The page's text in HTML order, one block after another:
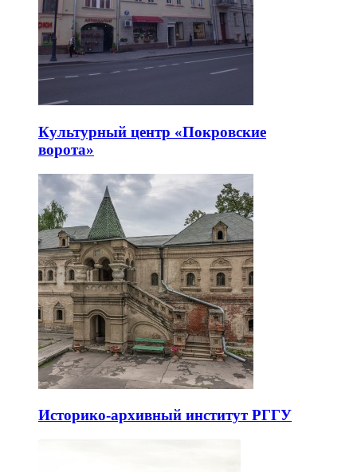
Культурный центр «Покровские
ворота»
Историко-архивный институт РГГУ